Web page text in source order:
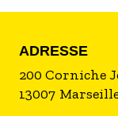
ADRESSE
200 Corniche
13007